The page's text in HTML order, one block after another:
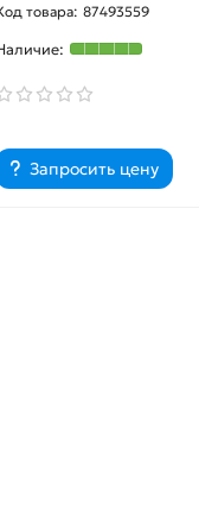
87493559
Запросить цену